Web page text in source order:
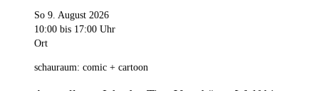
So 9. August 2026
10:00 bis 17:00 Uhr
Ort
schauraum: comic + cartoon